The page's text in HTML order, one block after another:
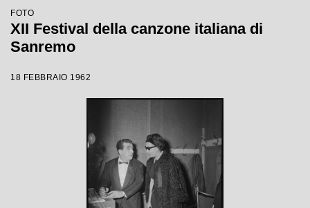
FOTO
XII Festival della canzone italiana di
Sanremo
18 FEBBRAIO 1962